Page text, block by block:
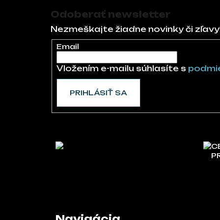
Odoberať newsletter
Nezmeškajte žiadne novinky či
Email
Vložením e-mailu súhlasíte s
PRIHLÁSIŤ SA